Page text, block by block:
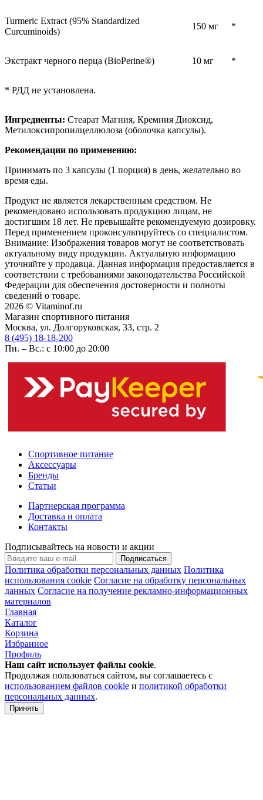
Turmeric Extract (95% Standardized
Curcuminoids)
150 мг *
Экстракт черного перца (BioPerine®) 10 мг *
* РДД не установлена.
Ингредиенты: Стеарат Магния, Кремния Диоксид,
Метилоксипропилцеллюлоза (оболочка капсулы).
Рекомендации по применению:
Принимать по 3 капсулы (1 порция) в день, желательно во
время еды.
Продукт не является лекарственным средством. Не
рекомендовано использовать продукцию лицам, не
достигшим 18 лет. Не превышайте рекомендуемую дозировку.
Перед применением проконсультируйтесь со специалистом.
Внимание: Изображения товаров могут не соответствовать
актуальному виду продукции. Актуальную информацию
уточняйте у продавца. Данная информация предоставляется в
соответствии с требованиями законодательства Российской
Федерации для обеспечения достоверности и полноты
сведений о товаре.
2026 © Vitaminof.ru
Магазин спортивного питания
Москва, ул. Долгоруковская, 33, стр. 2
8 (495) 18-18-200
Пн. – Вс.: с 10:00 до 20:00
Спортивное питание
Аксессуары
Бренды
Статьи
Партнерская программа
Доставка и оплата
Контакты
Подписывайтесь на новости и акции
Подписаться
Политика обработки персональных данных Политика
использования cookie Согласие на обработку персональных
данных Согласие на получение рекламно-информационных
материалов
Главная
Каталог
Корзина
Избранное
Профиль
Наш сайт использует файлы cookie.
Продолжая пользоваться сайтом, вы соглашаетесь с
использованием файлов cookie и политикой обработки
персональных данных.
Принять